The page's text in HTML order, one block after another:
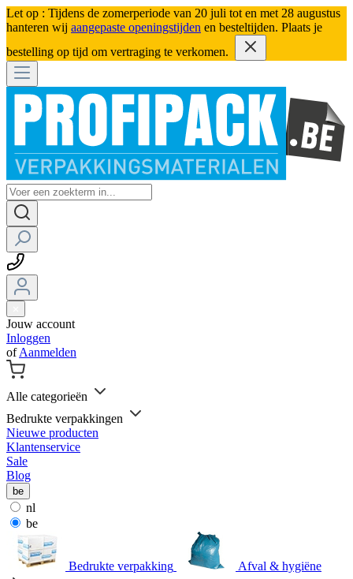
Let op : Tijdens de zomerperiode van 20 juli tot en met 28 augustus
hanteren wij aangepaste openingstijden en besteltijden. Plaats je
bestelling op tijd om vertraging te verkomen.
Jouw account
Inloggen
ofAanmelden
Alle categorieën
Bedrukte verpakkingen
Nieuwe producten
Klantenservice
Sale
Blog
be
nl
be
Bedrukte verpakking Afval & hygiëne